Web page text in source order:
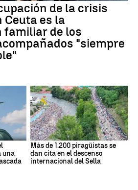
de la crisis
es la
familiar de los
"siempre
una
Más de 1.200 piragüistas se
dan cita en el descenso
internacional del Sella